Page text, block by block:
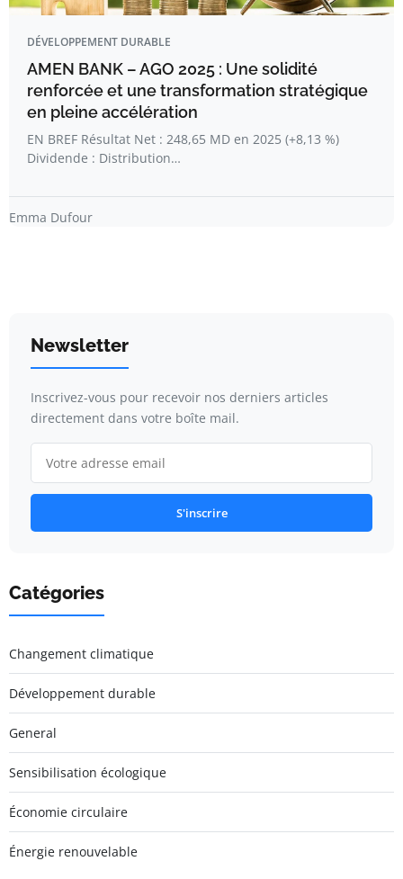
DÉVELOPPEMENT DURABLE
AMEN BANK – AGO 2025 : Une solidité
renforcée et une transformation stratégique
en pleine accélération
EN BREF Résultat Net : 248,65 MD en 2025 (+8,13 %)
Dividende : Distribution…
Emma Dufour
Newsletter
Inscrivez-vous pour recevoir nos derniers articles
directement dans votre boîte mail.
S'inscrire
Catégories
Changement climatique
Développement durable
General
Sensibilisation écologique
Économie circulaire
Énergie renouvelable